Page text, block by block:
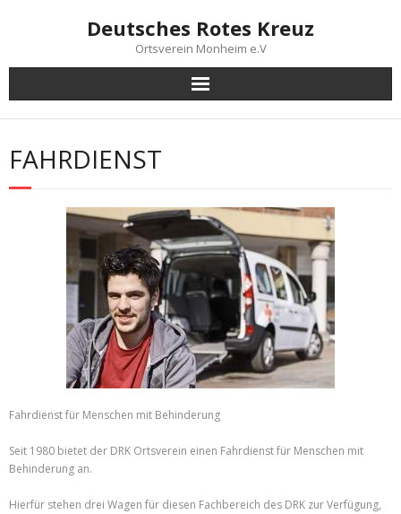
Deutsches Rotes Kreuz
Ortsverein Monheim e.V
FAHRDIENST
Fahrdienst für Menschen mit Behinderung
Seit 1980 bietet der DRK Ortsverein einen Fahrdienst für Menschen mit
Behinderung an.
Hierfür stehen drei Wagen für diesen Fachbereich des DRK zur Verfügung,